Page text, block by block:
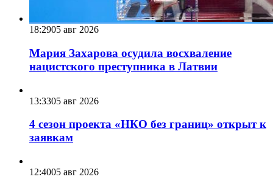
18:2905 авг 2026
Мария Захарова осудила восхваление
нацистского преступника в Латвии
13:3305 авг 2026
4 сезон проекта «НКО без границ» открыт к
заявкам
12:4005 авг 2026